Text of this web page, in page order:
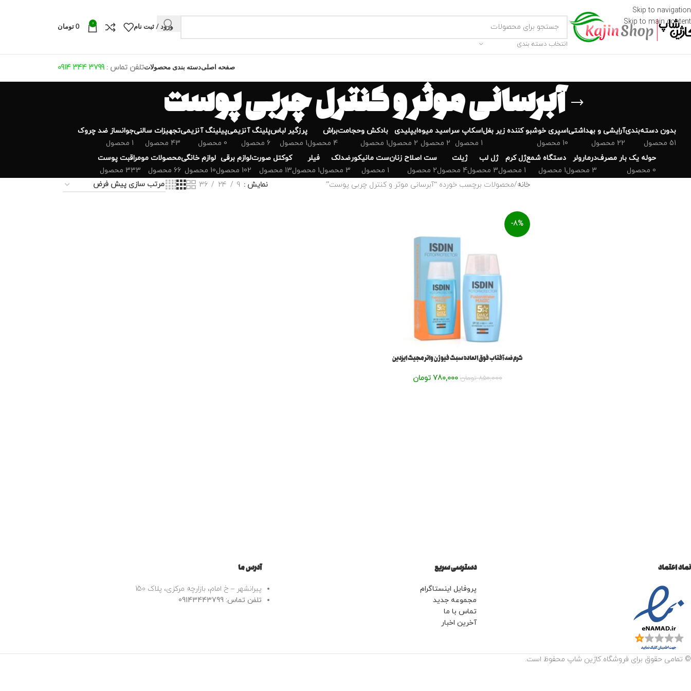
Skip to navigation
Skip to main content
انتخاب دسته بندی
ورود / ثبت نام
0
0 تومان
صفحه اصلیدسته بندی محصولاتتلفن تماس : 3799 344 0914
آبرسانی موثر و کنترل چربی پوست
بدون دسته‌بندی
51 محصول
‌آرایشی و بهداشتی
22 محصول
اسپری خوشبو کننده زیر بغل
10 محصول
اسکاپ سر
1 محصول
اسید میوه
2 محصول
ایپلیدی
2 محصول
بادکش وحجامت
1 محصول
براش
4 محصول
پرزگیر لباس
1 محصول
پلینگ آنزیمی
6 محصول
پیلینگ آنزیمی
0 محصول
تجهیزات سالنی
43 محصول
جوانساز ضد چروک
1 محصول
حوله یک بار مصرف
0 محصول
درمارولر
3 محصول
دستگاه شمع
1 محصول
ژل کرم
1 محصول
ژل لب
3 محصول
ژیلت
4 محصول
ست اصلاح زنان
2 محصول
ست مانیکور
1 محصول
ضدلک
3 محصول
فیلر
1 محصول
کوکتل صورت
13 محصول
لوازم برقی
102 محصول
لوازم خانگی
10 محصول
محصولات مو
66 محصول
مراقبت پوست
333 محصول
خانه محصولات برچسب خورده “آبرسانی موثر و کنترل چربی پوست” نمایش 9
24
36
-8%
کرم ضد آفتاب فوق العاده سبک فیوژن واتر مجیک ایزدین
850,000 تومان 780,000 تومان
نماد اعتماد دسترسی سریع
پروفایل اینستاگرام
مجموعه جدید
تماس با ما
آخرین اخبار
آدرس ما
پیرانشهر – خ امام، بازارچه مرکزی، پلاک 150
تلفن تماس: 09143443799
© تمامی حقوق برای فروشگاه کاژین شاپ محفوظ است.